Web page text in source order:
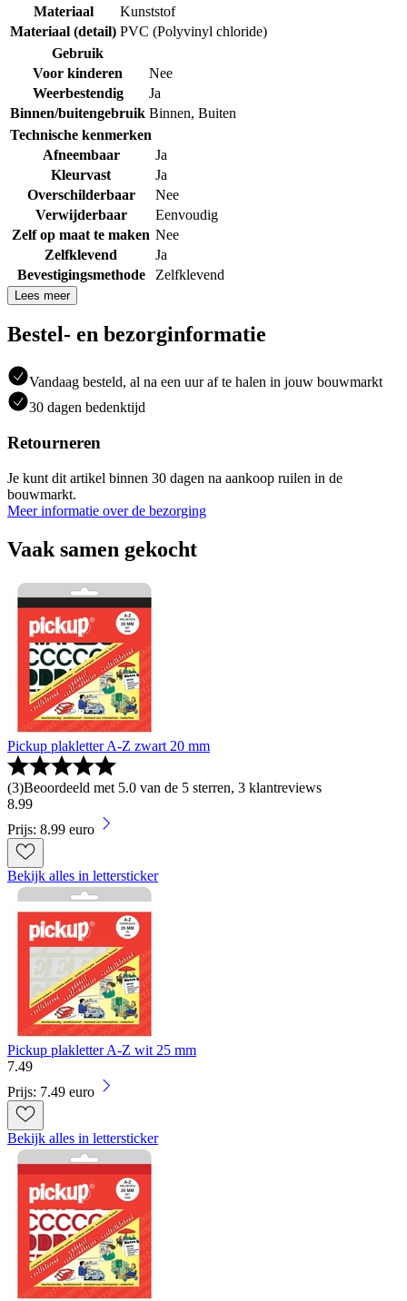
Materiaal
Kunststof
Materiaal (detail) PVC (Polyvinyl chloride)
Gebruik
Voor kinderen
Nee
Weerbestendig
Ja
Binnen/buitengebruik Binnen, Buiten
Technische kenmerken
Afneembaar
Ja
Kleurvast
Ja
Overschilderbaar
Nee
Verwijderbaar
Eenvoudig
Zelf op maat te maken Nee
Zelfklevend
Ja
Bevestigingsmethode
Zelfklevend
Lees meer
Bestel- en bezorginformatie
Vandaag besteld, al na een uur af te halen in jouw bouwmarkt
30 dagen bedenktijd
Retourneren
Je kunt dit artikel binnen 30 dagen na aankoop ruilen in de
bouwmarkt.
Meer informatie over de bezorging
Vaak samen gekocht
Pickup plakletter A-Z zwart 20 mm
(3)Beoordeeld met 5.0 van de 5 sterren, 3 klantreviews
8.99
Prijs: 8.99 euro
Bekijk alles in lettersticker
Pickup plakletter A-Z wit 25 mm
7.49
Prijs: 7.49 euro
Bekijk alles in lettersticker